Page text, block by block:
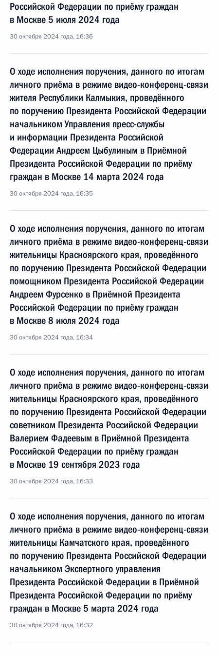
Российской Федерации по приёму граждан
в Москве 5 июля 2024 года
30 октября 2024 года, 16:36
О ходе исполнения поручения, данного по итогам
личного приёма в режиме видео-конференц-связи
жителя Республики Калмыкия, проведённого
по поручению Президента Российской Федерации
начальником Управления пресс-службы
и информации Президента Российской
Федерации Андреем Цыбулиным в Приёмной
Президента Российской Федерации по приёму
граждан в Москве 14 марта 2024 года
30 октября 2024 года, 16:35
О ходе исполнения поручения, данного по итогам
личного приёма в режиме видео-конференц-связи
жительницы Красноярского края, проведённого
по поручению Президента Российской Федерации
помощником Президента Российской Федерации
Андреем Фурсенко в Приёмной Президента
Российской Федерации по приёму граждан
в Москве 8 июля 2024 года
30 октября 2024 года, 16:34
О ходе исполнения поручения, данного по итогам
личного приёма в режиме видео-конференц-связи
жительницы Красноярского края, проведённого
по поручению Президента Российской Федерации
советником Президента Российской Федерации
Валерием Фадеевым в Приёмной Президента
Российской Федерации по приёму граждан
в Москве 19 сентября 2023 года
30 октября 2024 года, 16:33
О ходе исполнения поручения, данного по итогам
личного приёма в режиме видео-конференц-связи
жительницы Камчатского края, проведённого
по поручению Президента Российской Федерации
начальником Экспертного управления
Президента Российской Федерации в Приёмной
Президента Российской Федерации по приёму
граждан в Москве 5 марта 2024 года
30 октября 2024 года, 16:32